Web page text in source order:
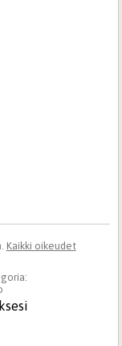
Kaikki oikeudet